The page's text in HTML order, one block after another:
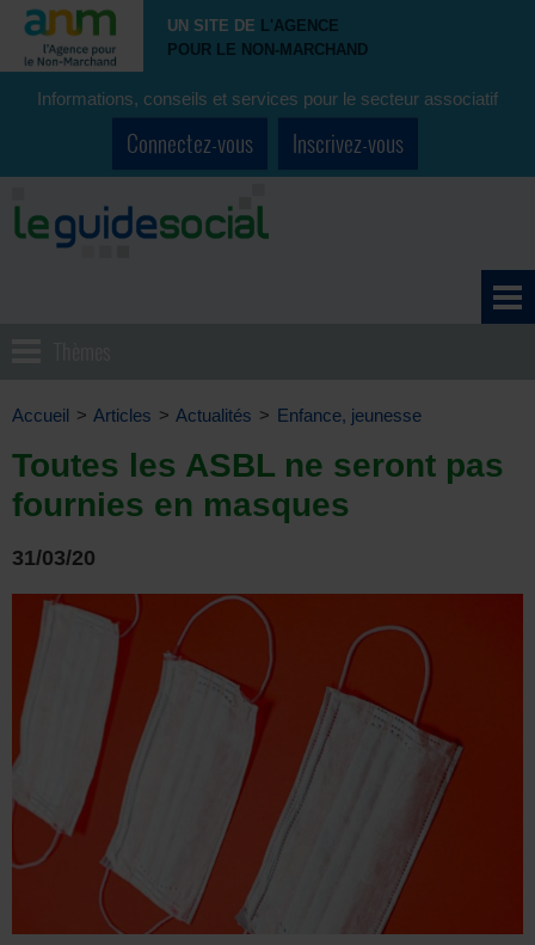
UN SITE DE L'AGENCE
POUR LE NON-MARCHAND
Informations, conseils et services pour le secteur associatif
Connectez-vous Inscrivez-vous
Accueil > Articles > Actualités > Enfance, jeunesse
Toutes les ASBL ne seront pas
fournies en masques
31/03/20